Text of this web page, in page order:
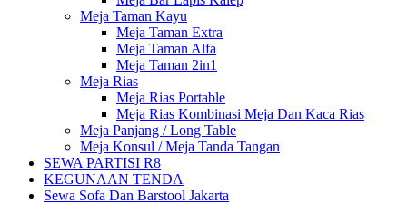
Meja Taman Kayu
Meja Taman Extra
Meja Taman Alfa
Meja Taman 2in1
Meja Rias
Meja Rias Portable
Meja Rias Kombinasi Meja Dan Kaca Rias
Meja Panjang / Long Table
Meja Konsul / Meja Tanda Tangan
SEWA PARTISI R8
KEGUNAAN TENDA
Sewa Sofa Dan Barstool Jakarta